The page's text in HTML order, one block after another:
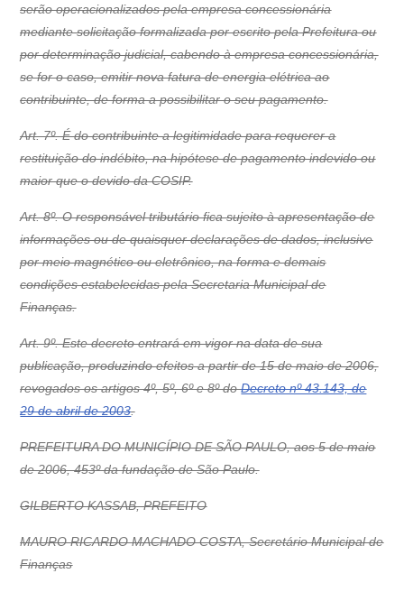
serão operacionalizados pela empresa concessionária
mediante solicitação formalizada por escrito pela Prefeitura ou
por determinação judicial, cabendo à empresa concessionária,
se for o caso, emitir nova fatura de energia elétrica ao
contribuinte, de forma a possibilitar o seu pagamento.
Art. 7º. É do contribuinte a legitimidade para requerer a
restituição do indébito, na hipótese de pagamento indevido ou
maior que o devido da COSIP.
Art. 8º. O responsável tributário fica sujeito à apresentação de
informações ou de quaisquer declarações de dados, inclusive
por meio magnético ou eletrônico, na forma e demais
condições estabelecidas pela Secretaria Municipal de
Finanças.
Art. 9º. Este decreto entrará em vigor na data de sua
publicação, produzindo efeitos a partir de 15 de maio de 2006,
revogados os artigos 4º, 5º, 6º e 8º doDecreto nº 43.143, de
29 de abril de 2003.
PREFEITURA DO MUNICÍPIO DE SÃO PAULO, aos 5 de maio
de 2006, 453º da fundação de São Paulo.
GILBERTO KASSAB, PREFEITO
MAURO RICARDO MACHADO COSTA, Secretário Municipal de
Finanças